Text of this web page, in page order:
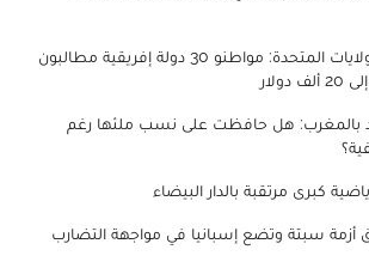
تأشيرة الدخول للولايات المتحدة: مواطنو 30 دولة إفريقية مطالبون
بالمغرب: هل حافظت على نسب ملئها رغم
كبرى مرتقبة بالدار البيضاء
أزمة سبتة وتضع إسبانيا في مواجهة التضارب